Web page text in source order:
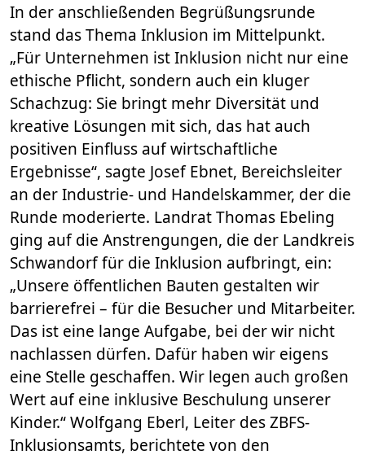
In der anschließenden Begrüßungsrunde
stand das Thema Inklusion im Mittelpunkt.
„Für Unternehmen ist Inklusion nicht nur eine
ethische Pflicht, sondern auch ein kluger
Schachzug: Sie bringt mehr Diversität und
kreative Lösungen mit sich, das hat auch
positiven Einfluss auf wirtschaftliche
Ergebnisse“, sagte Josef Ebnet, Bereichsleiter
an der Industrie- und Handelskammer, der die
Runde moderierte. Landrat Thomas Ebeling
ging auf die Anstrengungen, die der Landkreis
Schwandorf für die Inklusion aufbringt, ein:
„Unsere öffentlichen Bauten gestalten wir
barrierefrei – für die Besucher und Mitarbeiter.
Das ist eine lange Aufgabe, bei der wir nicht
nachlassen dürfen. Dafür haben wir eigens
eine Stelle geschaffen. Wir legen auch großen
Wert auf eine inklusive Beschulung unserer
Kinder.“ Wolfgang Eberl, Leiter des ZBFS-
Inklusionsamts, berichtete von den